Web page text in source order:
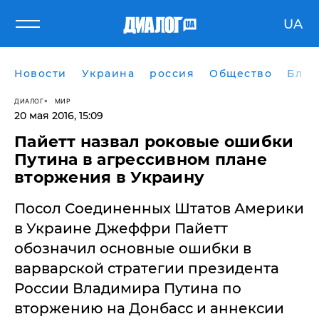
UA
Новости Украина россия Общество
ДИАЛОГ МИР
20 мая 2016, 15:09
Пайетт назвал роковые ошибки
Путина в агрессивном плане
вторжения в Украину
Посол Соединенных Штатов Америки
в Украине Джеффри Пайетт
обозначил основные ошибки в
варварской стратегии президента
России Владимира Путина по
вторжению на Донбасс и аннексии